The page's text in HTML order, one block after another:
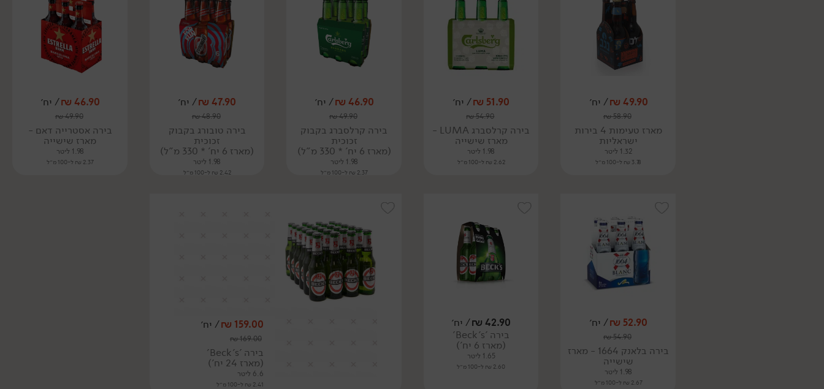
49.90
₪/ יח׳
58.90
₪
מארז טעימות 4 בירות
ישראליות
1.32 ליטר
3.78 ₪ ל-100 מ״ל
51.90
₪/ יח׳
54.90
₪
בירה קרלסברג LUMA -
מארז שישייה
1.98 ליטר
2.62 ₪ ל-100 מ״ל
46.90
₪/ יח׳
49.90
₪
בירה קרלסברג בקבוק
זכוכית
(מארז 6 יח' * 330 מ"ל)
1.98 ליטר
2.37 ₪ ל-100 מ״ל
47.90
₪/ יח׳
48.90
₪
בירה טובורג בקבוק
זכוכית
(מארז 6 יח' * 330 מ"ל)
1.98 ליטר
2.42 ₪ ל-100 מ״ל
46.90
₪/ יח׳
49.90
₪
בירה אסטרייה דאם -
מארז שישייה
1.98 ליטר
2.37 ₪ ל-100 מ״ל
52.90
₪/ יח׳
54.90
₪
בירה בלאנק 1664 - מארז
שישייה
1.98 ליטר
2.67 ₪ ל-100 מ״ל
42.90
₪/ יח׳
בירה 'Beck's'
(מארז 6 יח')
1.65 ליטר
2.60 ₪ ל-100 מ״ל
159.00
₪/ יח׳
169.00
₪
בירה 'Beck's'
(מארז 24 יח')
6.6 ליטר
2.41 ₪ ל-100 מ״ל